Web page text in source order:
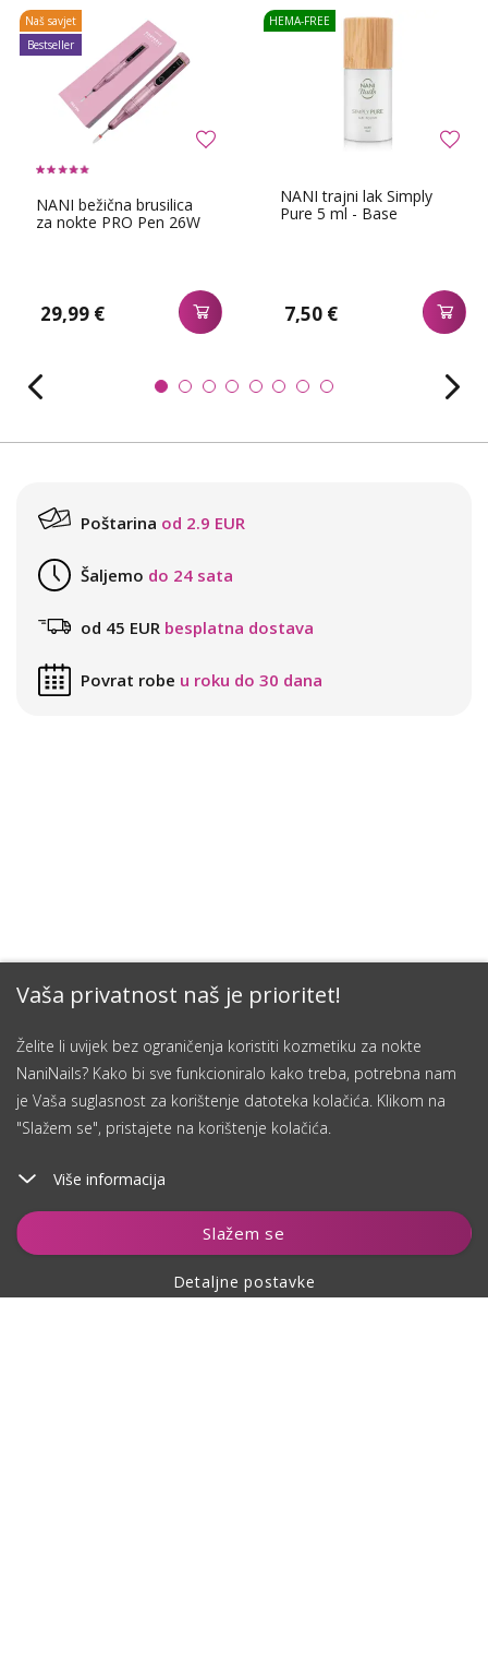
Vaša privatnost naš je prioritet!
Želite li uvijek bez ograničenja koristiti kozmetiku za nokte
NaniNails? Kako bi sve funkcioniralo kako treba, potrebna nam
je Vaša suglasnost za korištenje datoteka kolačića. Klikom na
"Slažem se", pristajete na korištenje kolačića.
Više informacija
Slažem se
Detaljne postavke
Čuvaj
NANI bežična brusilica
za nokte PRO Pen 26W
29,99 €
Naš savjet
Bestseller
NANI trajni lak Simply
Pure 5 ml - Base
7,50 €
HEMA-FREE
Poštarina od 2.9 EUR
Šaljemo do 24 sata
od 45 EUR besplatna dostava
Povrat robe u roku do 30 dana